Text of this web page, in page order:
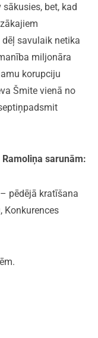
bet, kad
savulaik netika
miljonāra
korupciju
Šmite vienā no
sarunām:
pēdējā kratīšana
Konkurences